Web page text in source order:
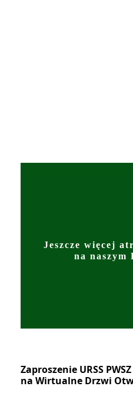
Jeszcze więcej
na naszym
Zaproszenie URSS
na Wirtualne Drzwi